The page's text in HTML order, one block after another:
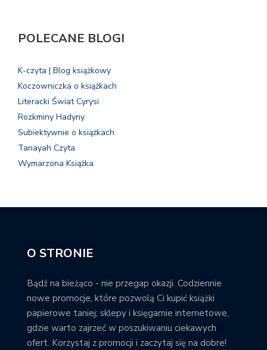
POLECANE BLOGI
K-czyta | Blog książkowy
Koczowniczka o książkach
Literacki Świat Cyrysi
Rozkminy Hadyny
Subiektywnie o książkach
Tanayah Czyta
Wymarzona Książka
O STRONIE
Bądź na bieżąco - nie przegap okazji. Codziennie
nowe promocje, które pozwolą Ci kupić książki
papierowe taniej; sklepy i księgarnie internetowe,
gdzie warto zajrzeć w poszukiwaniu ciekawych
ofert. Korzystaj z promocji i zaczytaj się na dobre!